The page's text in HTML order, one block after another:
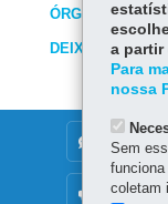
ÓRGÃO
DEIXE SUA
DENUNCIE
OUVIDORIA
a partir
Para
nossa
Sem
coletam